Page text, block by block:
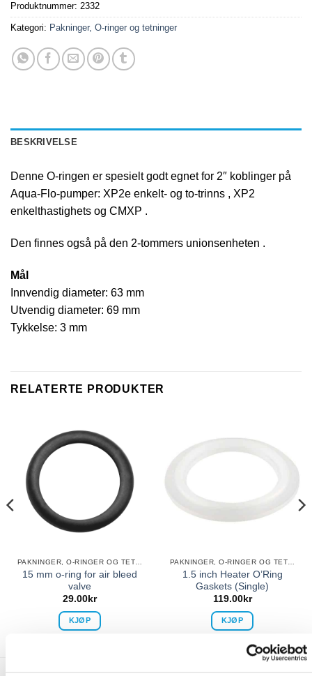
Produktnummer: 2332
Kategori: Pakninger, O-ringer og tetninger
BESKRIVELSE
Denne O-ringen er spesielt godt egnet for 2″ koblinger på
Aqua-Flo-pumper: XP2e enkelt- og to-trinns , XP2
enkelthastighets og CMXP .
Den finnes også på den 2-tommers unionsenheten .
Mål
Innvendig diameter: 63 mm
Utvendig diameter: 69 mm
Tykkelse: 3 mm
RELATERTE PRODUKTER
PAKNINGER, O-RINGER OG TETNINGER
15 mm o-ring for air bleed
valve
29.00 kr
KJØP
PAKNINGER, O-RINGER OG TETNINGER
1.5 inch Heater O’Ring
Gaskets (Single)
119.00kr
KJØP